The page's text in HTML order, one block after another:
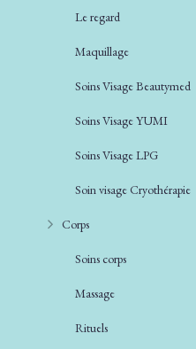
Le regard
Maquillage
Soins Visage Beautymed
Soins Visage YUMI
Soins Visage LPG
Soin visage Cryothérapie
Corps
Soins corps
Massage
Rituels